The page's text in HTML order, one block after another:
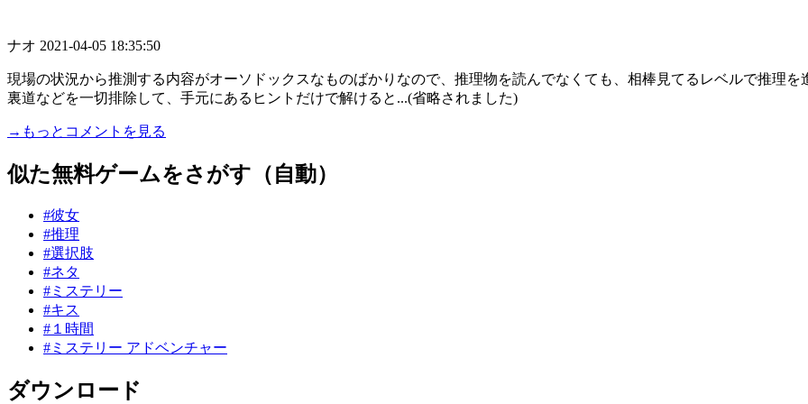
ナオ 2021-04-05 18:35:50
現場の状況から推測する内容がオーソドックスなものばかりなので、推理物を読んでなくても、相棒見てるレベルで推理を
裏道などを一切排除して、手元にあるヒントだけで解けると...(省略されました)
→もっとコメントを見る
似た無料ゲームをさがす（自動）
#彼女
#推理
#選択肢
#ネタ
#ミステリー
#キス
#１時間
#ミステリー アドベンチャー
ダウンロード